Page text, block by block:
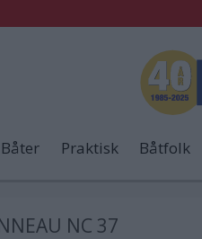
Båter Praktisk Båtfolk
NC 37